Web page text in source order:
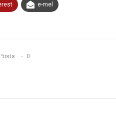
e-mel
0